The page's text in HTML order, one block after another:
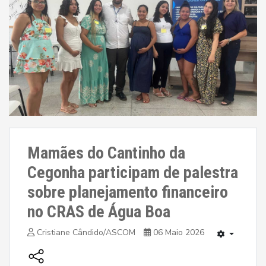
Mamães do Cantinho da
Cegonha participam de palestra
sobre planejamento financeiro
no CRAS de Água Boa
Cristiane Cândido/ASCOM 06 Maio 2026